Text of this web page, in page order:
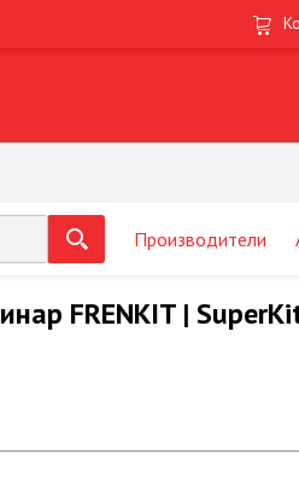
Производители
FRENKIT |